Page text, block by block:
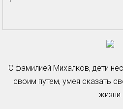
С фамилией Михалков, дети
своим путем, умея сказать
жизни.